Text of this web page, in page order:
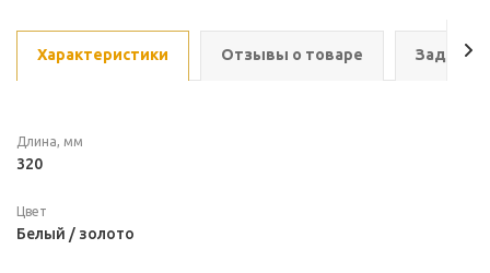
Характеристики Отзывы о товаре Задать
Длина, мм
320
Цвет
Белый / золото